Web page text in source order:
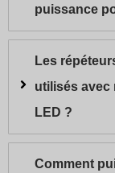
puissance
Les
utilisés avec
LED ?
Comment